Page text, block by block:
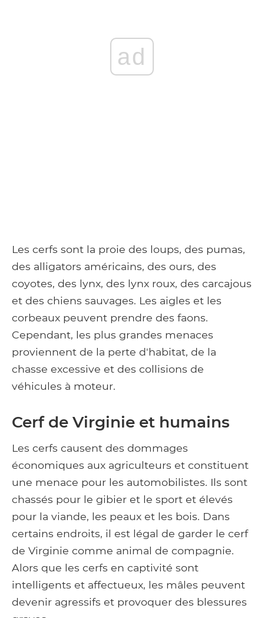
ad
Les cerfs sont la proie des loups, des pumas,
des alligators américains, des ours, des
coyotes, des lynx, des lynx roux, des carcajous
et des chiens sauvages. Les aigles et les
corbeaux peuvent prendre des faons.
Cependant, les plus grandes menaces
proviennent de la perte d'habitat, de la
chasse excessive et des collisions de
véhicules à moteur.
Cerf de Virginie et humains
Les cerfs causent des dommages
économiques aux agriculteurs et constituent
une menace pour les automobilistes. Ils sont
chassés pour le gibier et le sport et élevés
pour la viande, les peaux et les bois. Dans
certains endroits, il est légal de garder le cerf
de Virginie comme animal de compagnie.
Alors que les cerfs en captivité sont
intelligents et affectueux, les mâles peuvent
devenir agressifs et provoquer des blessures